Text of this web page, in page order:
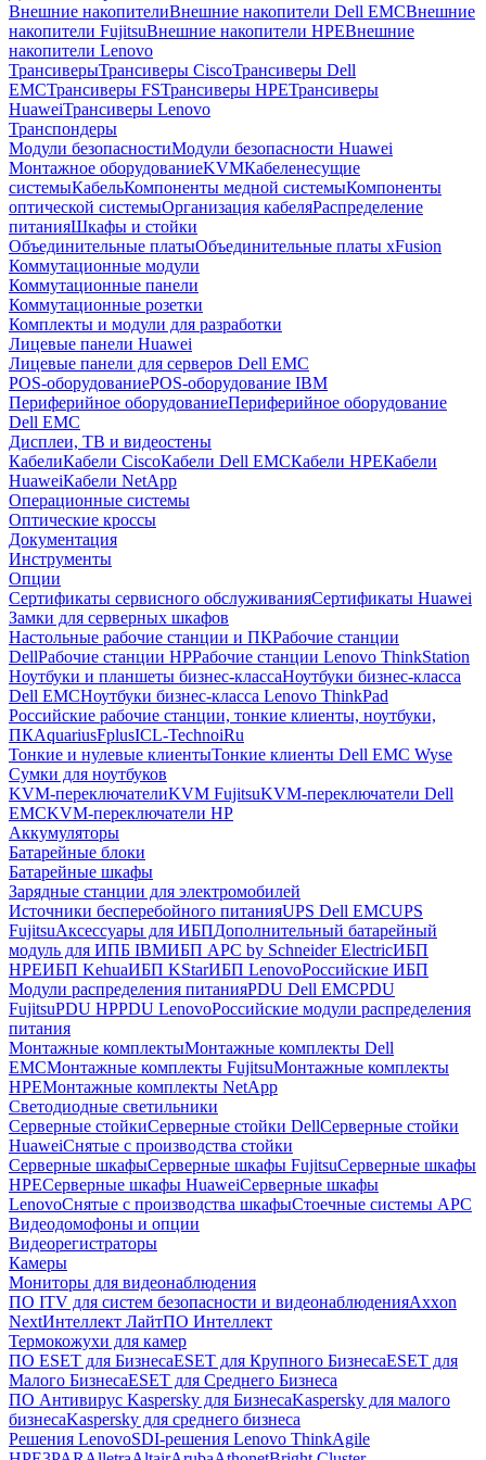
Внешние накопителиВнешние накопители Dell EMCВнешние
накопители FujitsuВнешние накопители HPEВнешние
накопители Lenovo
ТрансиверыТрансиверы CiscoТрансиверы Dell
EMCТрансиверы FSТрансиверы HPEТрансиверы
HuaweiТрансиверы Lenovo
Транспондеры
Модули безопасностиМодули безопасности Huawei
Монтажное оборудованиеKVMКабеленесущие
системыКабельКомпоненты медной системыКомпоненты
оптической системыОрганизация кабеляРаспределение
питанияШкафы и стойки
Объединительные платыОбъединительные платы xFusion
Коммутационные модули
Коммутационные панели
Коммутационные розетки
Комплекты и модули для разработки
Лицевые панели Huawei
Лицевые панели для серверов Dell EMC
POS-оборудованиеPOS-оборудование IBM
Периферийное оборудованиеПериферийное оборудование
Dell EMC
Дисплеи, ТВ и видеостены
КабелиКабели CiscoКабели Dell EMCКабели HPEКабели
HuaweiКабели NetApp
Операционные системы
Оптические кроссы
Документация
Инструменты
Опции
Сертификаты сервисного обслуживанияСертификаты Huawei
Замки для серверных шкафов
Настольные рабочие станции и ПКРабочие станции
DellРабочие станции HPРабочие станции Lenovo ThinkStation
Ноутбуки и планшеты бизнес-классаНоутбуки бизнес-класса
Dell EMCНоутбуки бизнес-класса Lenovo ThinkPad
Российские рабочие станции, тонкие клиенты, ноутбуки,
ПКAquariusFplusICL-TechnoiRu
Тонкие и нулевые клиентыТонкие клиенты Dell EMC Wyse
Сумки для ноутбуков
KVM-переключателиKVM FujitsuKVM-переключатели Dell
EMCKVM-переключатели HP
Аккумуляторы
Батарейные блоки
Батарейные шкафы
Зарядные станции для электромобилей
Источники бесперебойного питанияUPS Dell EMCUPS
FujitsuАксессуары для ИБПДополнительный батарейный
модуль для ИПБ IBMИБП APC by Schneider ElectricИБП
HPEИБП KehuaИБП KStarИБП LenovoРоссийские ИБП
Модули распределения питанияPDU Dell EMCPDU
FujitsuPDU HPPDU LenovoРоссийские модули распределения
питания
Монтажные комплектыМонтажные комплекты Dell
EMCМонтажные комплекты FujitsuМонтажные комплекты
HPEМонтажные комплекты NetApp
Светодиодные светильники
Серверные стойкиСерверные стойки DellСерверные стойки
HuaweiСнятые с производства стойки
Серверные шкафыСерверные шкафы FujitsuСерверные шкафы
HPEСерверные шкафы HuaweiСерверные шкафы
LenovoСнятые с производства шкафыСтоечные системы APC
Видеодомофоны и опции
Видеорегистраторы
Камеры
Мониторы для видеонаблюдения
ПО ITV для систем безопасности и видеонаблюденияAxxon
NextИнтеллект ЛайтПО Интеллект
Термокожухи для камер
ПО ESET для БизнесаESET для Крупного БизнесаESET для
Малого БизнесаESET для Среднего Бизнеса
ПО Антивирус Kaspersky для БизнесаKaspersky для малого
бизнесаKaspersky для среднего бизнеса
Решения LenovoSDI-решения Lenovo ThinkAgile